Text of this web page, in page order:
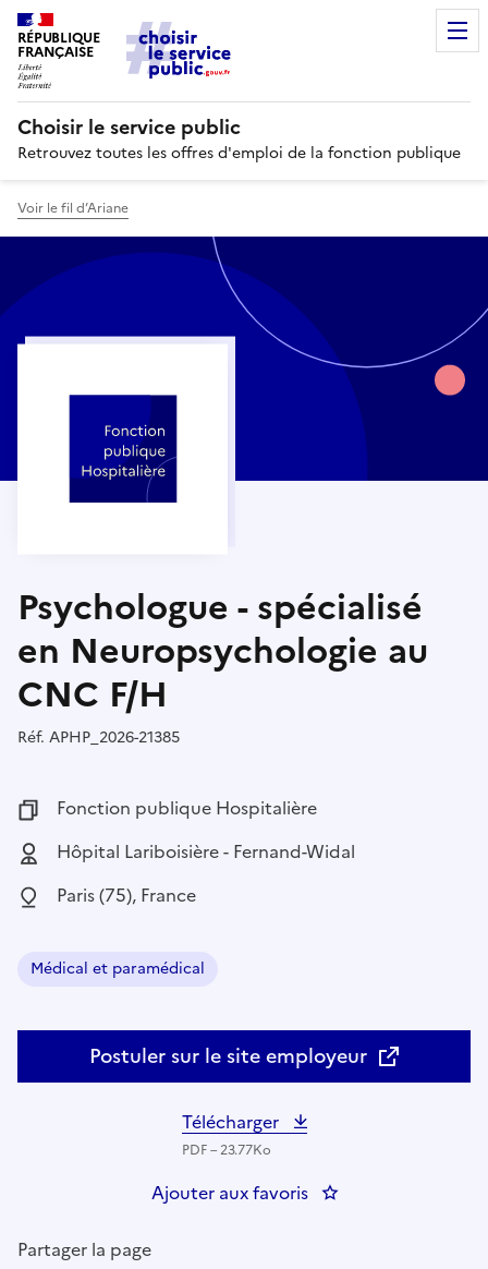
RÉPUBLIQUE
FRANÇAISE
Choisir le service public
Retrouvez toutes les offres d'emploi de la fonction publique
Voir le fil d’Ariane
Psychologue - spécialisé
en Neuropsychologie au
CNC F/H
Réf. Référence :
APHP_2026-21385
Fonction publique :
Fonction publique Hospitalière
Employeur :
Hôpital Lariboisière - Fernand-Widal
Localisation :
Paris (75), France
Domaine :
Médical et paramédical
Postuler sur le site employeur
Télécharger
PDF – 23.77Ko
Ajouter aux favoris : Psychologue -
Partager la page